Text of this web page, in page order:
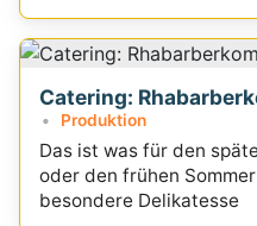
Catering:
Produktion
Das ist was für den
oder den frühen
besondere Delikatesse